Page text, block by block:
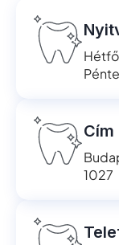
Cím
1027